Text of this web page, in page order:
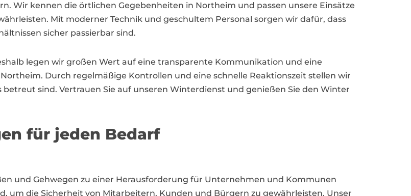
Wir kennen die örtlichen Gegebenheiten in Northeim und passen unsere Einsätze
Mit moderner Technik und geschultem Personal sorgen wir dafür, dass
sicher passierbar sind.
legen wir großen Wert auf eine transparente Kommunikation und eine
Durch regelmäßige Kontrollen und eine schnelle Reaktionszeit stellen wir
sind. Vertrauen Sie auf unseren Winterdienst und genießen Sie den Winter
für jeden Bedarf
und Gehwegen zu einer Herausforderung für Unternehmen und Kommunen
um die Sicherheit von Mitarbeitern, Kunden und Bürgern zu gewährleisten. Unser